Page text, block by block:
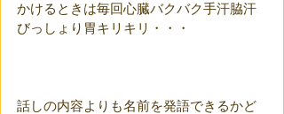
かけるときは毎回心臓バクバク手汗脇汗
びっしょり胃キリキリ・・・
話しの内容よりも名前を発語できるかど